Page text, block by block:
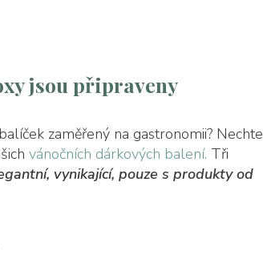
jsou připraveny
zaměřený na gastronomii?
vánočních dárkových balení. Tři
vynikající, pouze s produkty od